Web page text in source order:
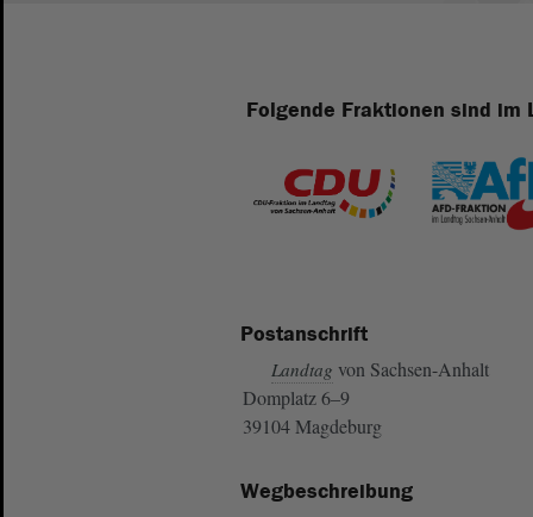
Folgende Fraktionen sind im
Postanschrift
Landtag von Sachsen-Anhalt
Domplatz 6–9
39104 Magdeburg
Wegbeschreibung